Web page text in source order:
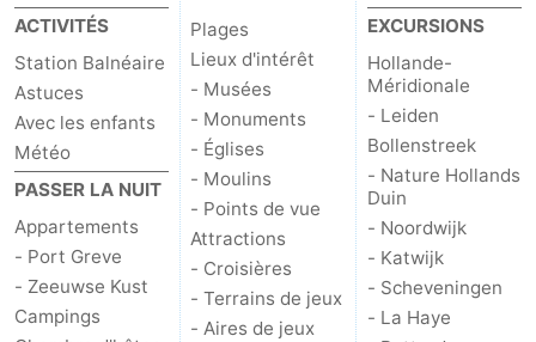
ACTIVITÉS
Station Balnéaire
Astuces
Avec les enfants
Météo
PASSER LA NUIT
Appartements
- Port Greve
- Zeeuwse Kust
Campings
Plages
Lieux d'intérêt
- Musées
- Monuments
- Églises
- Moulins
- Points de vue
Attractions
- Croisières
- Terrains de jeux
- Aires de jeux
EXCURSIONS
Hollande-
Méridionale
- Leiden
Bollenstreek
- Nature Hollands
Duin
- Noordwijk
- Katwijk
- Scheveningen
- La Haye